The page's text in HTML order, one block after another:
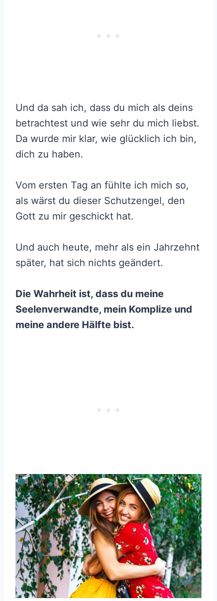
Und da sah ich, dass du mich als deins
betrachtest und wie sehr du mich liebst.
Da wurde mir klar, wie glücklich ich bin,
dich zu haben.
Vom ersten Tag an fühlte ich mich so,
als wärst du dieser Schutzengel, den
Gott zu mir geschickt hat.
Und auch heute, mehr als ein Jahrzehnt
später, hat sich nichts geändert.
Die Wahrheit ist, dass du meine
Seelenverwandte, mein Komplize und
meine andere Hälfte bist.